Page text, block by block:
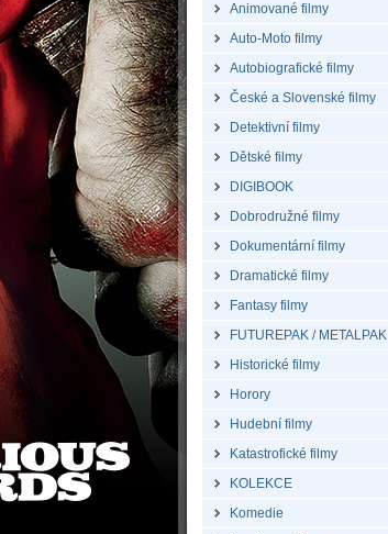
Animované filmy
Auto-Moto filmy
Autobiografické filmy
České a Slovenské filmy
Detektivní filmy
Dětské filmy
DIGIBOOK
Dobrodružné filmy
Dokumentární filmy
Dramatické filmy
Fantasy filmy
FUTUREPAK / METALPAK
Historické filmy
Horory
Hudební filmy
Katastrofické filmy
KOLEKCE
Komedie